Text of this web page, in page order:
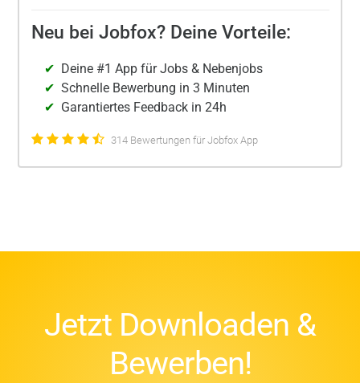
Neu bei Jobfox? Deine Vorteile:
Deine #1 App für Jobs & Nebenjobs
Schnelle Bewerbung in 3 Minuten
Garantiertes Feedback in 24h
314 Bewertungen für Jobfox App
Jetzt Downloaden &
Bewerben!